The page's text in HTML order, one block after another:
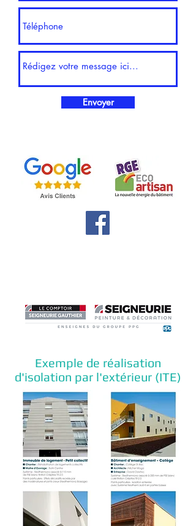
Envoyer
Exemple de réalisation
d'isolation par l'extérieur (ITE)